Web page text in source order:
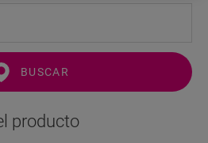
BUSCAR
producto